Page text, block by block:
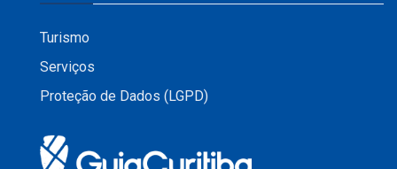
Turismo
Serviços
Proteção de Dados (LGPD)